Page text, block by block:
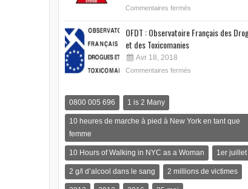
Commentaires fermés
OFDT : Observatoire Français des
et des Toxicomanies
Avr 18, 2018
Commentaires fermés
0800 005 696 1 is 2 Many
10 heures de marche à pied à New York en tant que
femme
10 Hours of Walking in NYC as a Woman 1er juillet
2 g/l d’alcool dans le sang 2 millions de victimes